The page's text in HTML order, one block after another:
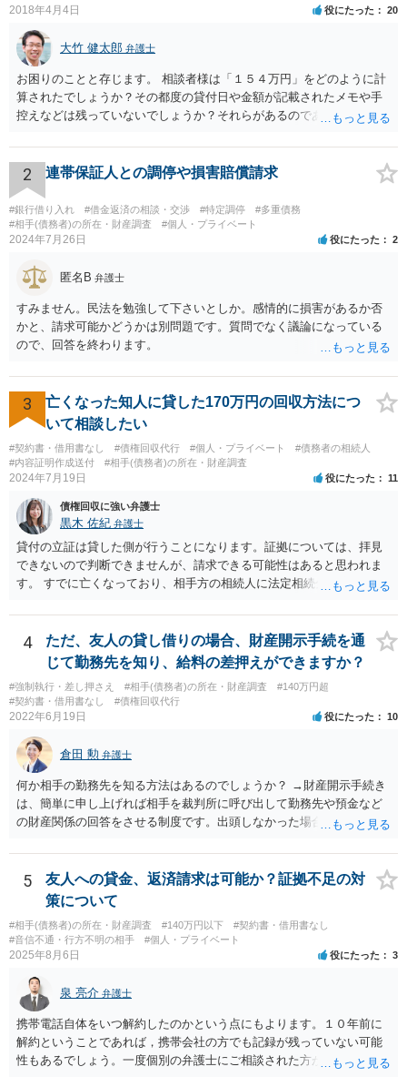
2018年4月4日 役にたった 20
大竹 健太郎 弁護士
お困りのことと存じます。 相談者様は「１５４万円」をどのように計
算されたでしょうか？その都度の貸付日や金額が記載されたメモや手
控えなどは残っていないでしょうか？それらがあるのであればメール
です。 彼の住所については住民票上の住所であれば調査することは可
能です。 弁護士に依頼した際の費用にいては現在弁護士費用が自由化
されており法律事務所によって異なりますので、あくまで目安となり
ますが、交渉を依頼すると①着手金が請求額×8％or10万円の高い方、
②成功報酬が16％、③実費というところでしょうか。法律事務所によ
っては別途日当を請求するところもあると思います。 勝訴の見込みや
お伺いできればお伝えさせていただきますので、宜しければ、個別に
2 連帯保証人との調停や損害賠償請求
#銀行借り入れ #借金返済の相談・交渉 #特定調停
#多重債務
#相手(債務者)の所在・財産調査
#個人・プライベート
2024年7月26日 役にたった 2
匿名B 弁護士
すみません。民法を勉強して下さいとしか。感情的に損害があるか否
かと、請求可能かどうかは別問題です。質問でなく議論になっている
ので、回答を終わります。
3
亡くなった知人に貸した170万円の回収方法につ
いて相談したい
#契約書・借用書なし #債権回収代行 #個人・プライベート
#債務者の相続人
#内容証明作成送付
#相手(債務者)の所在・財産調査
2024年7月19日 役にたった 11
債権回収に強い弁護士
黒木 佐紀 弁護士
貸付の立証は貸した側が行うことになります。証拠については、拝見
できないので判断できませんが、請求できる可能性はあると思われま
す。 すでに亡くなっており、相手方の相続人に法定相続分に応じて請
が難しくなります。 お早めに相続人に請求していくか、それが難しい
場合は、弁護士に相談されるのがよろしいかと思います。
4
ただ、友人の貸し借りの場合、財産開示手続を通
じて勤務先を知り、給料の差押えができますか？
#強制執行・差し押さえ #相手(債務者)の所在・財産調査
#140万円超
#契約書・借用書なし
#債権回収代行
2022年6月19日 役にたった 10
倉田 勲 弁護士
何か相手の勤務先を知る方法はあるのでしょうか？ →財産開示手続き
は、簡単に申し上げれば相手を裁判所に呼び出して勤務先や預金など
の財産関係の回答をさせる制度です。出頭しなかった場合や虚偽の回
で相手を呼び出して回答させることで勤務先を知ることができます。
財産開示手続きは確定判決があれば可能ですので、ご指摘のような請
求権がなければ利用できない制度というわけではありません。そのよ
うな請求権がないと利用できないのは第三者に対する情報取得手続き
というものです。
5
友人への貸金、返済請求は可能か？証拠不足の対
策について
#相手(債務者)の所在・財産調査 #140万円以下
#契約書・借用書なし
#音信不通・行方不明の相手
#個人・プライベート
2025年8月6日 役にたった 3
泉 亮介 弁護士
携帯電話自体をいつ解約したのかという点にもよります。１０年前に
解約ということであれば，携帯会社の方でも記録が残っていない可能
性もあるでしょう。一度個別の弁護士にご相談された方が良いかと思